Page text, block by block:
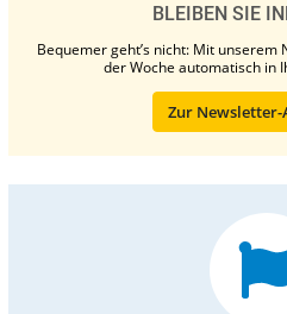
BLEIBEN SIE
Bequemer geht’s nicht: Mit
der Woche automatisch in
Zur